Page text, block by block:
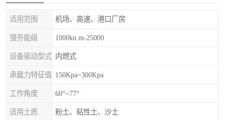
适用范围 机场、高速、港口厂房
强夯能级 1000kn.m-25000
设备驱动型式 内燃式
承载力特征值 150Kpa~300Kpa
工作角度 60°~77°
适用土质 粉土、粘性土、沙土